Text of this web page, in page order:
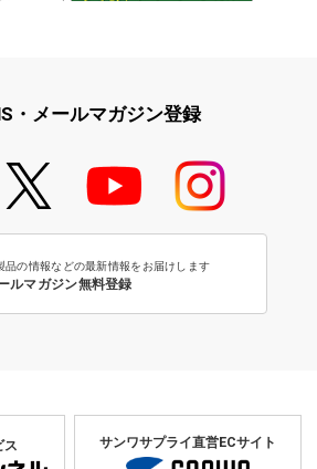
特集
・メールマガジン登録
品の情報などの最新情報をお届けします
ルマガジン無料登録
ス サンワサプライ直営ECサイト